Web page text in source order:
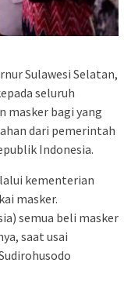
Sulawesi Selatan,
seluruh
masker bagi yang
dari pemerintah
Indonesia.
kementerian
masker.
semua beli masker
saat usai